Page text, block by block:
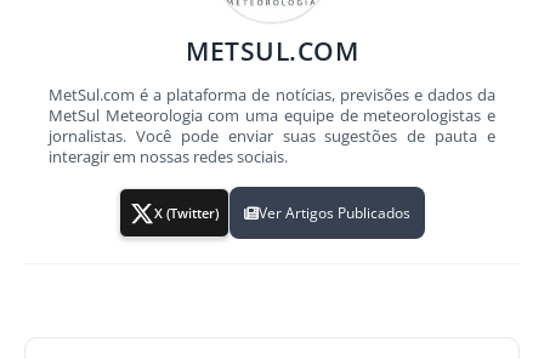
METSUL.COM
MetSul.com é a plataforma de notícias, previsões e dados da
MetSul Meteorologia com uma equipe de meteorologistas e
jornalistas. Você pode enviar suas sugestões de pauta e
interagir em nossas redes sociais.
X (Twitter) Ver Artigos Publicados